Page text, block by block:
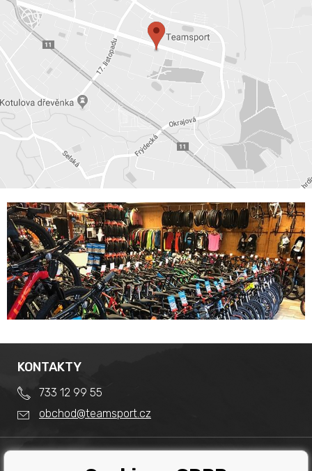
KONTAKTY
733 12 99 55
obchod@teamsport.cz